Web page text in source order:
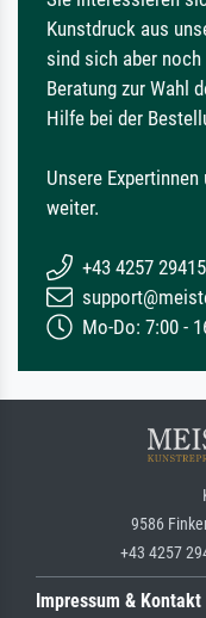
Kunstdruck aus
sind sich aber
Beratung zur Wahl
Hilfe bei der
Unsere
weiter.
+43 4257 29415
Mo-Do: 7:00 -
9586
+43 4257
Impressum & Kontakt